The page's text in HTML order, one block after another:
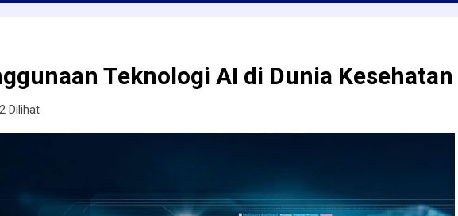
Teknologi AI di Dunia Kesehatan
Dilihat